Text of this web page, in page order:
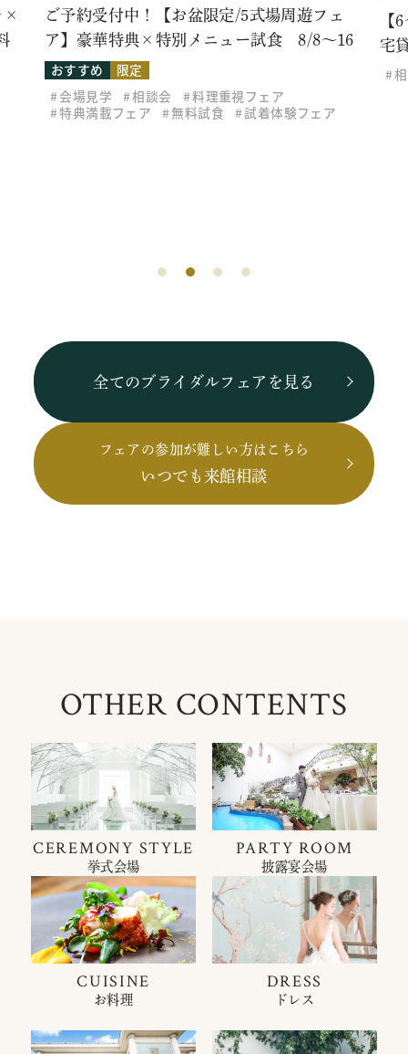
×
ご予約受付中！【お盆限定/5式場周遊フェ
ア】豪華特典×特別メニュー試食 8/8～16
おすすめ
限定
会場見学
相談会
料理重視フェア
特典満載フェア
無料試食 試着体験フェア
【
宅
全てのブライダルフェアを見る
フェアの参加が難しい方はこちら
いつでも来館相談
OTHER CONTENTS
CEREMONY STYLE
挙式会場
PARTY ROOM
披露宴会場
CUISINE
お料理
DRESS
ドレス